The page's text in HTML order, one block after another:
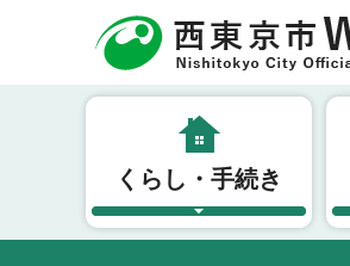
頭
くらし・手続き